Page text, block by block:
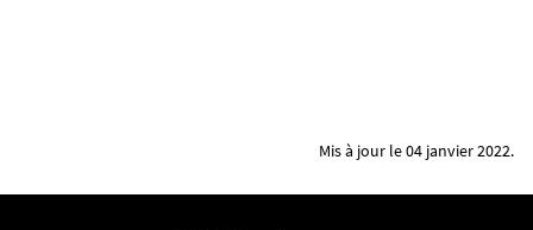
Mis à jour le 04 janvier 2022.